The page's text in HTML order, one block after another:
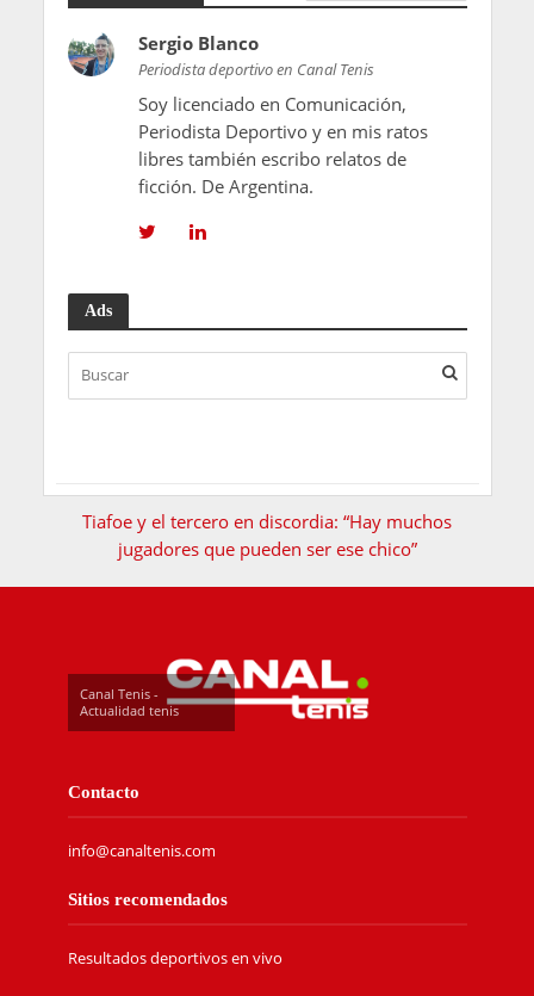
Sergio Blanco
Periodista deportivo en Canal Tenis
Soy licenciado en Comunicación,
Periodista Deportivo y en mis ratos
libres también escribo relatos de
ficción. De Argentina.
Ads
Tiafoe y el tercero en discordia: “Hay muchos
jugadores que pueden ser ese chico”
Canal Tenis -
Actualidad tenis
Contacto
info@canaltenis.com
Sitios recomendados
Resultados deportivos en vivo